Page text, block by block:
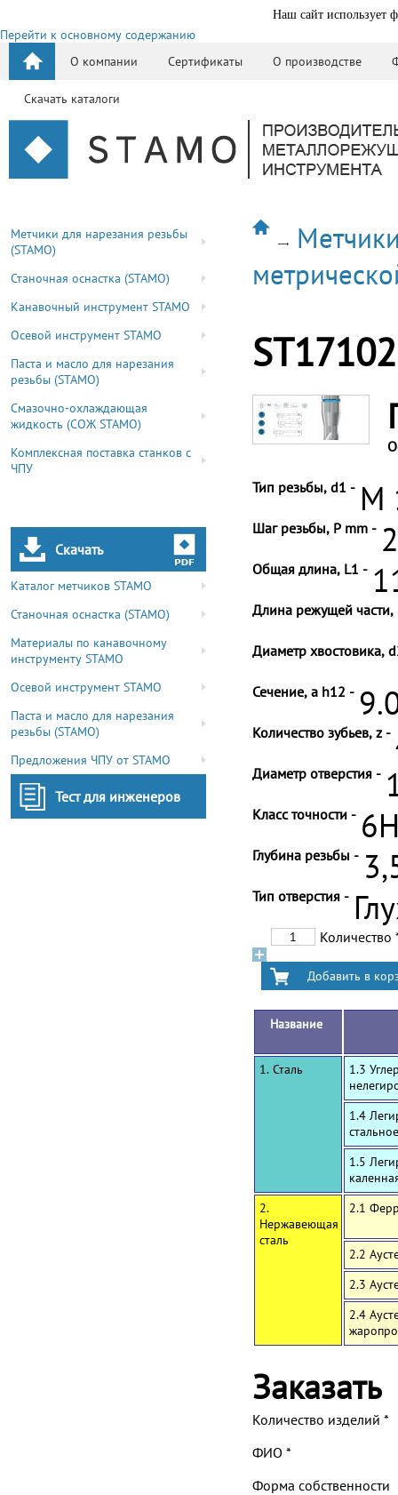
Наш сайт использует
Перейти к основному содержанию
О компании
Сертификаты О производстве
Скачать каталоги
Метчики для нарезания резьбы
(STAMO)
Станочная оснастка (STAMO)
Канавочный инструмент STAMO
Осевой инструмент STAMO
Паста и масло для нарезания
резьбы (STAMO)
Смазочно-охлаждающая
жидкость (СОЖ STAMO)
Комплексная поставка станков с
ЧПУ
Скачать
Каталог метчиков STAMO
Станочная оснастка (STAMO)
Материалы по канавочному
инструменту STAMO
Осевой инструмент STAMO
Паста и масло для нарезания
резьбы (STAMO)
Предложения ЧПУ от STAMO
Тест для инженеров
Тип резьбы, d1 - M
Шаг резьбы, P mm -
Общая длина, L1 -
Длина режущей части,
Диаметр хвостовика,
Сечение, a h12 -
Количество зубьев, z -
Диаметр отверстия -
Класс точности -
Глубина резьбы -
Тип отверстия -
Количество
Название
1. Сталь
1.3
1.4
1.5
2.
Нержавеющая
сталь
2.1
2.2
2.3
2.4
Заказать
Количество изделий *
ФИО *
Форма собственности